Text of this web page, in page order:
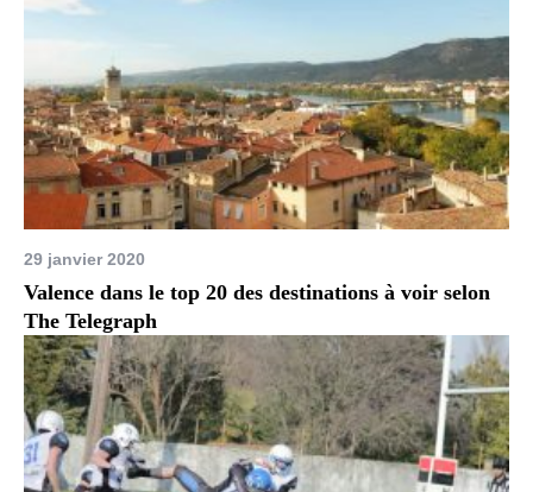
29 janvier 2020
Valence dans le top 20 des destinations à voir selon
The Telegraph